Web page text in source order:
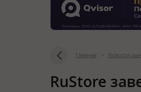
Главная > Новости
RuStore